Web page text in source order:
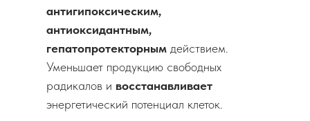
антигипоксическим,
антиоксидантным,
гепатопротекторным действием.
Уменьшает продукцию свободных
радикалов и восстанавливает
энергетический потенциал клеток.